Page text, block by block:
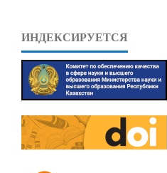
ИНДЕКСИРУЕТСЯ